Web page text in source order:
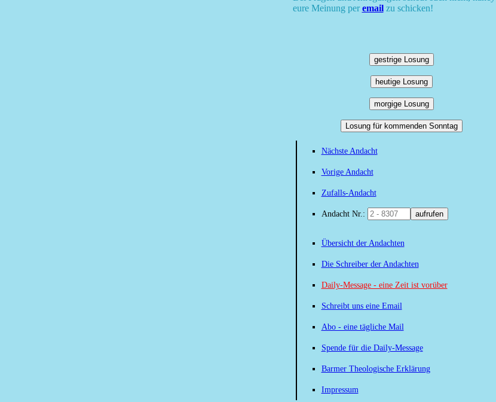
eure Meinung peremailzu schicken!
gestrige Losung
heutige Losung
morgige Losung
Losung für kommenden Sonntag
Nächste Andacht
Vorige Andacht
Zufalls-Andacht
Andacht Nr.: aufrufen
Übersicht der Andachten
Die Schreiber der Andachten
Daily-Message - eine Zeit ist vorüber
Schreibt uns eine Email
Abo - eine tägliche Mail
Spende für die Daily-Message
Barmer Theologische Erklärung
Impressum